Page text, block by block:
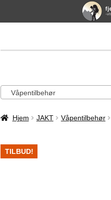
Våpentilbehør
Hjem JAKT Våpentilbehør
TILBUD!